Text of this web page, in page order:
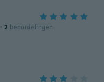
· 2 beoordelingen